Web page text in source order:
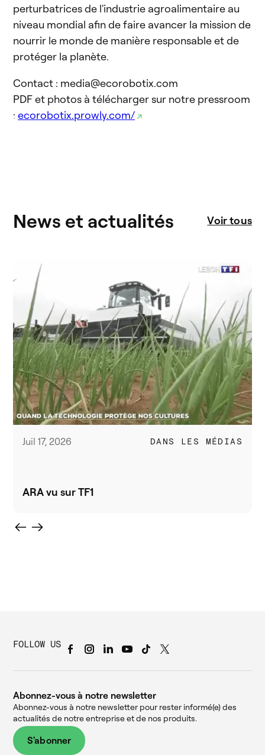
perturbatrices de l'industrie agroalimentaire au
niveau mondial afin de faire avancer la mission de
nourrir le monde de manière responsable et de
protéger la planète.
Contact : media@ecorobotix.com
PDF et photos à télécharger sur notre pressroom
: ecorobotix.prowly.com/
News et actualités Voir tous
Juil 17, 2026 DANS LES MÉDIAS
ARA vu sur TF1
FOLLOW US
Abonnez-vous à notre newsletter
Abonnez-vous à notre newsletter pour rester informé(e) des
actualités de notre entreprise et de nos produits.
S'abonner